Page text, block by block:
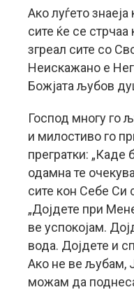
Ако луѓето
сите ќе се стрчаа
згреал сите со
Неискажано е
Божјата љубов
Господ многу го
и милостиво го
прегратки:
одамна те
сите кон Себе Си
„Дојдете при
ве успокојам.
вода. Дојдете и
Ако не ве љубам,
можам да